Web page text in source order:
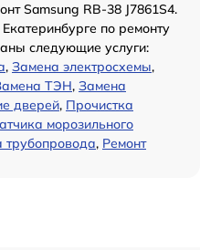
Samsung RB-38 J7861S4.
по ремонту
следующие услуги:
, Замена электросхемы,
ТЭН, Замена
дверей, Прочистка
морозильного
трубопровода, Ремонт